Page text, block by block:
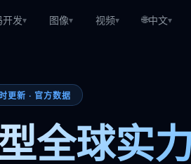
开发▾ 图像▾ 视频▾ 🌐中文▾
更新 · 官方数据
全球实